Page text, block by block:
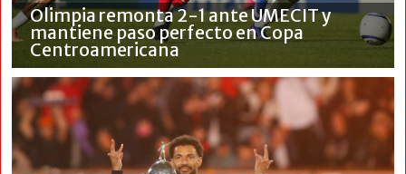
Olimpia remonta 2-1 ante UMECIT y
mantiene paso perfecto en Copa
Centroamericana